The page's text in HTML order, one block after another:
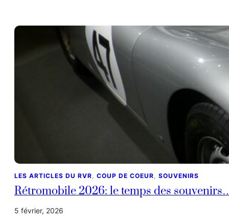
LES ARTICLES DU RVR, COUP DE COEUR, SOUVENIRS
Rétromobile 2026: le temps des
5 février, 2026